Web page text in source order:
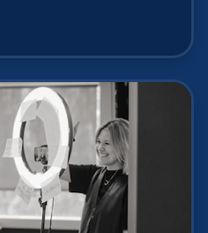
Hoe pak je dat
branding?